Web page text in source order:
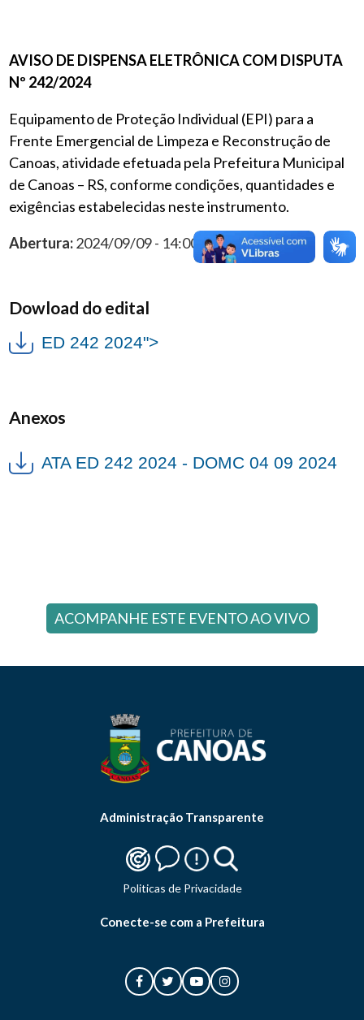
AVISO DE DISPENSA ELETRÔNICA COM DISPUTA
Nº 242/2024
Equipamento de Proteção Individual (EPI) para a
Frente Emergencial de Limpeza e Reconstrução de
Canoas, atividade efetuada pela Prefeitura Municipal
de Canoas – RS, conforme condições, quantidades e
exigências estabelecidas neste instrumento.
Abertura:2024/09/09 - 14:00:00
Dowload do edital
ED 242 2024">
Anexos
ATA ED 242 2024 - DOMC 04 09 2024
ACOMPANHE ESTE EVENTO AO VIVO
Administração Transparente
Politicas de Privacidade
Conecte-se com a Prefeitura